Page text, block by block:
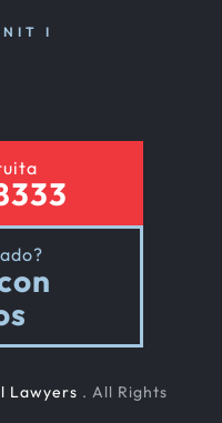
I
Lawyers . All Rights